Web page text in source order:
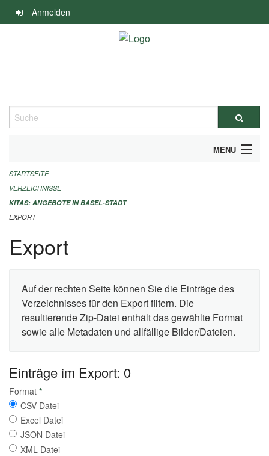
Navigation
überspringen
Anmelden
Suche
MENU
ALLGEMEINE INFORMATIONEN
IMPRESSUM
STARTSEITE
VERZEICHNISSE
KITAS: ANGEBOTE IN BASEL-STADT
EXPORT
Export
Auf der rechten Seite können Sie die Einträge des
Verzeichnisses für den Export filtern. Die
resultierende Zip-Datei enthält das gewählte Format
sowie alle Metadaten und allfällige Bilder/Dateien.
Einträge im Export: 0
Format *
CSV Datei
Excel Datei
JSON Datei
XML Datei